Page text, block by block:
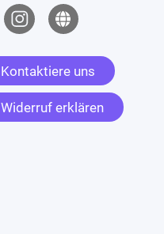
Kontaktiere uns
Widerruf erklären